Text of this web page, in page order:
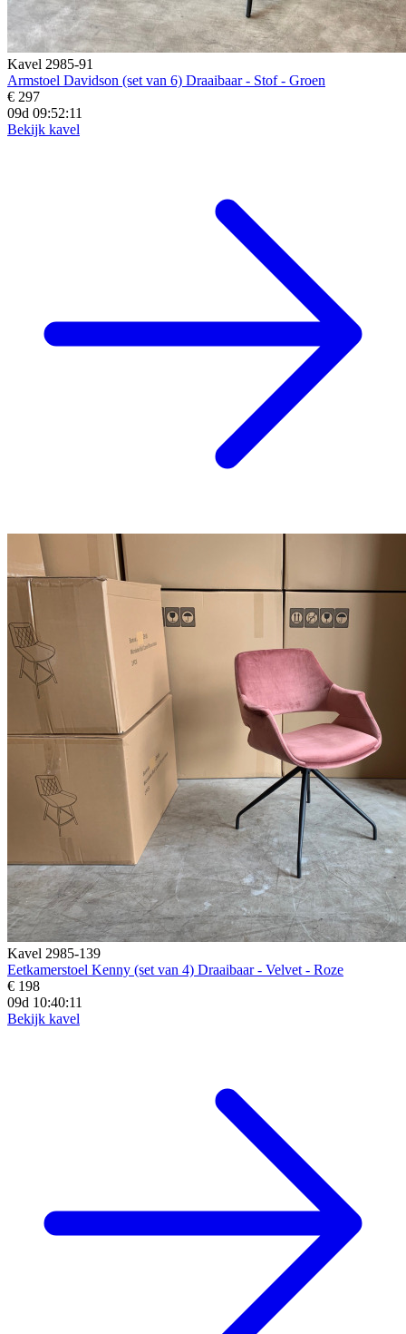
Kavel 2985-91
Armstoel Davidson (set van 6) Draaibaar - Stof - Groen
€ 297
09d 09:52:10
Bekijk kavel
Kavel 2985-139
Eetkamerstoel Kenny (set van 4) Draaibaar - Velvet - Roze
€ 198
09d 10:40:10
Bekijk kavel